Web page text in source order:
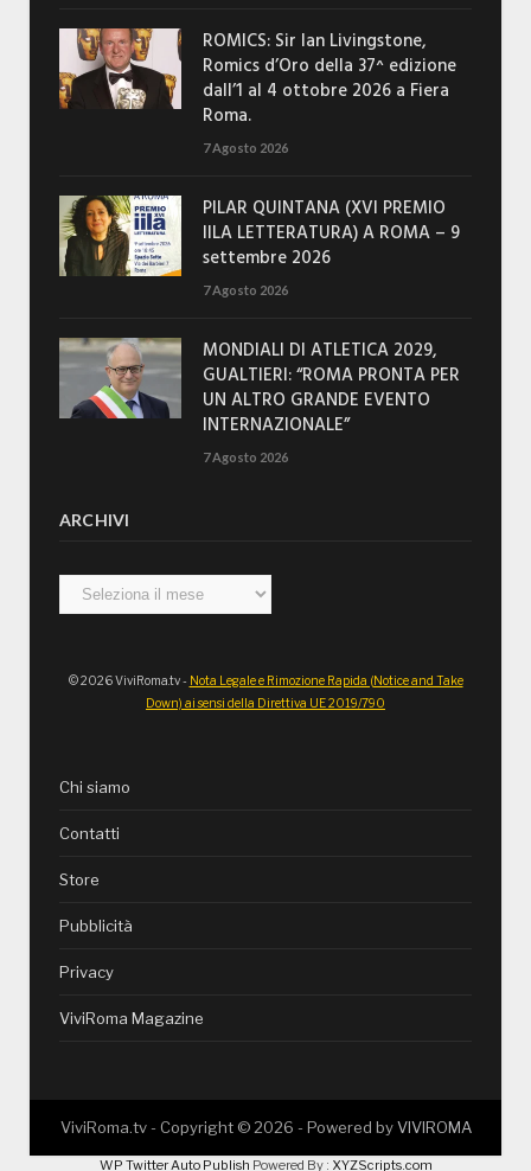
ROMICS: Sir Ian Livingstone,
Romics d’Oro della 37^ edizione
dall’1 al 4 ottobre 2026 a Fiera
Roma.
7 Agosto 2026
PILAR QUINTANA (XVI PREMIO
IILA LETTERATURA) A ROMA – 9
settembre 2026
7 Agosto 2026
MONDIALI DI ATLETICA 2029,
GUALTIERI: “ROMA PRONTA PER
UN ALTRO GRANDE EVENTO
INTERNAZIONALE”
7 Agosto 2026
ARCHIVI
Archivi
© 2026 ViviRoma.tv - Nota Legale e Rimozione Rapida (Notice and Take
Down) ai sensi della Direttiva UE 2019/790
Chi siamo
Contatti
Store
Pubblicità
Privacy
ViviRoma Magazine
ViviRoma.tv - Copyright ©2026 - Powered byVIVIROMA
WP Twitter Auto Publish Powered By : XYZScripts.com